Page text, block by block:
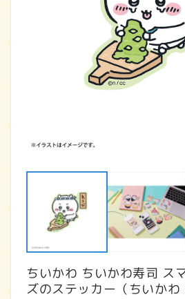
ちいかわ ちいかわ寿司 ス
ズのステッカー（ちいかわ